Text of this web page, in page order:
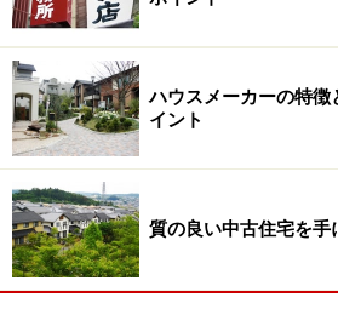
※記事内容は執筆時点のものです。最新
い。
ハウスメーカーの特
イント
質の良い中古住宅を手